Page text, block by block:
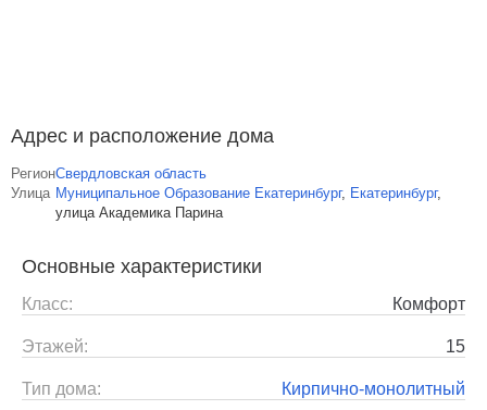
Адрес и расположение дома
РегионСвердловская область
Улица Муниципальное Образование Екатеринбург, Екатеринбург,
улица Академика Парина
Основные характеристики
Класс: Комфорт
Этажей: 15
Тип дома: Кирпично-монолитный